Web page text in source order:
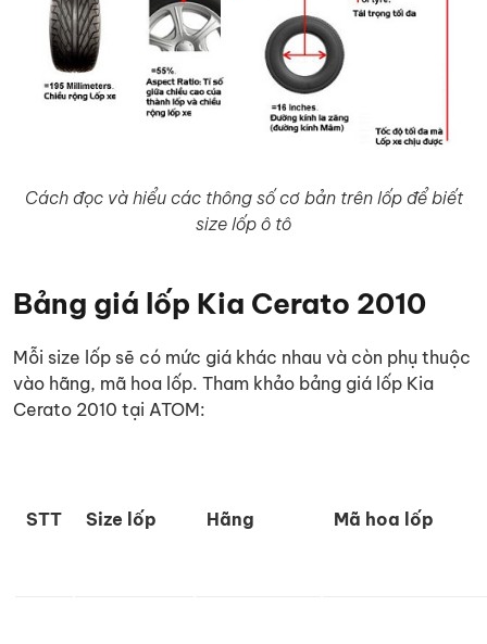
Cách đọc và hiểu các thông số cơ bản trên lốp để biết
size lốp ô tô
Bảng giá lốp Kia Cerato 2010
Mỗi size lốp sẽ có mức giá khác nhau và còn phụ thuộc
vào hãng, mã hoa lốp. Tham khảo bảng giá lốp Kia
Cerato 2010 tại ATOM:
STT Size lốp Hãng Mã hoa lốp